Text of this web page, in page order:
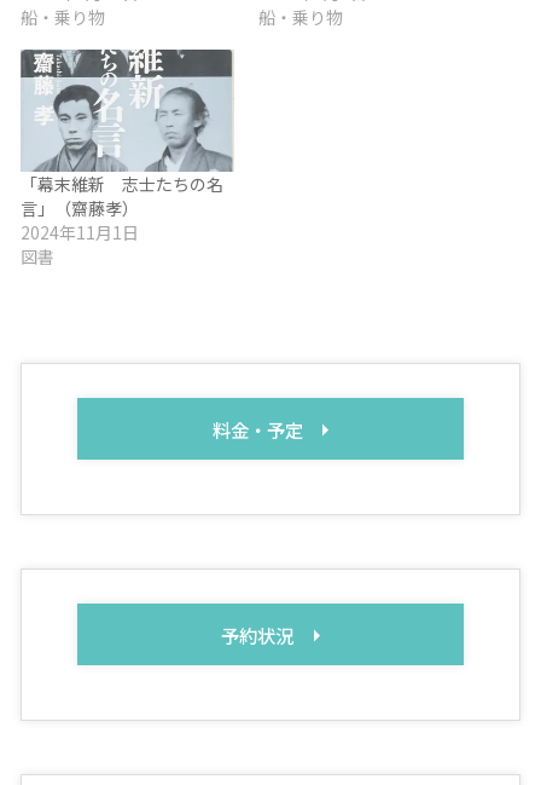
船・乗り物
船・乗り物
「幕末維新 志士たちの名
言」（齋藤孝）
2024年11月1日
図書
料金・予定
予約状況